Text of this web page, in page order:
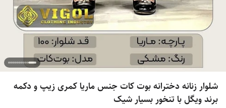
شلوار زنانه دخترانه بوت کات جنس ماریا کمری زیپ و دکمه
برند ویگل با تنخور بسیار شیک